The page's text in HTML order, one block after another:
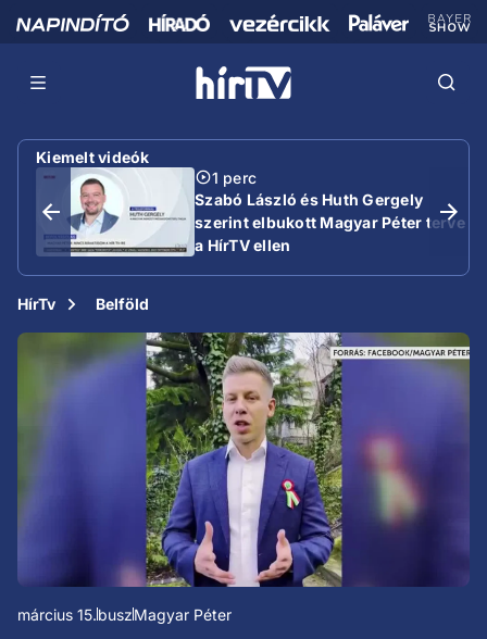
Kiemelt videók
1 perc
Szabó László és Huth Gergely
szerint elbukott Magyar Péter terve
a HírTV ellen
HírTv Belföld
március 15.buszMagyar Péter